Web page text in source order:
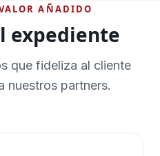
AÑADIDO
expediente
que fideliza al cliente
nuestros partners.